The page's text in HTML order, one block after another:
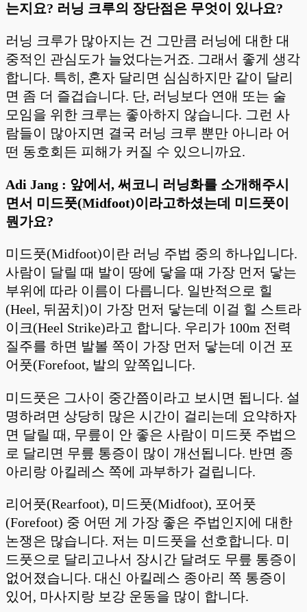
는지요? 러닝 크루의 장단점은 무엇이 있나요?
러닝 크루가 많아지는 건 그만큼 러닝에 대한 대
중적인 관심도가 늘었다는거죠. 그래서 좋게 생각
합니다. 특히, 혼자 달리면 심심하지만 같이 달리
면 좀 더 즐겁습니다. 단, 러닝보다 연애 또는 술
모임을 위한 크루는 좋아하지 않습니다. 그런 사
람들이 많아지면 결국 러닝 크루 뿐만 아니라 어
떤 동호회든 피해가 커질 수 있으니까요.
Adi Jang : 앞에서, 써코니 러닝화를 소개해주시
면서 미드풋(Midfoot)이라고하셨는데 미드풋이
뭔가요?
미드풋(Midfoot)이란 러닝 주법 중의 하나입니다.
사람이 달릴 때 발이 땅에 닿을 때 가장 먼저 닿는
부위에 따라 이름이 다릅니다. 일반적으로 힐
(Heel, 뒤꿈치)이 가장 먼저 닿는데 이걸 힐 스트라
이크(Heel Strike)라고 합니다. 우리가 100m 전력
질주를 하면 발볼 쪽이 가장 먼저 닿는데 이건 포
어풋(Forefoot, 발의 앞쪽입니다.
미드풋은 그사이 중간쯤이라고 보시면 됩니다. 설
명하려면 상당히 많은 시간이 걸리는데 요약하자
면 달릴 때, 무릎이 안 좋은 사람이 미드풋 주법으
로 달리면 무릎 통증이 많이 개선됩니다. 반면 종
아리랑 아킬레스 쪽에 과부하가 걸립니다.
리어풋(Rearfoot), 미드풋(Midfoot), 포어풋
(Forefoot) 중 어떤 게 가장 좋은 주법인지에 대한
논쟁은 많습니다. 저는 미드풋을 선호합니다. 미
드풋으로 달리고나서 장시간 달려도 무릎 통증이
없어졌습니다. 대신 아킬레스 종아리 쪽 통증이
있어, 마사지랑 보강 운동을 많이 합니다.